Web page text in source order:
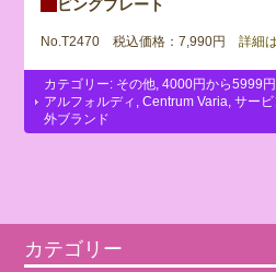
ビングプレート
No.T2470 税込価格：7,990円 詳細
カテゴリー: その他 ,4000円から5999円
アルフォルディ
,Centrum Varia ,サービ
外ブランド
カテゴリー